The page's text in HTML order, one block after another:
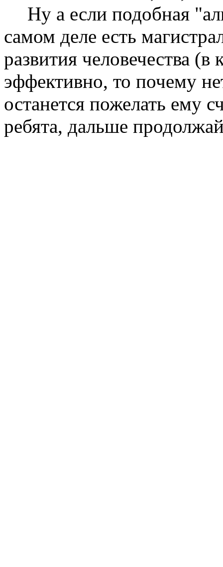
Ну а если подобная
самом деле есть
развития человечества (в
эффективно, то почему
останется пожелать ему
ребята, дальше